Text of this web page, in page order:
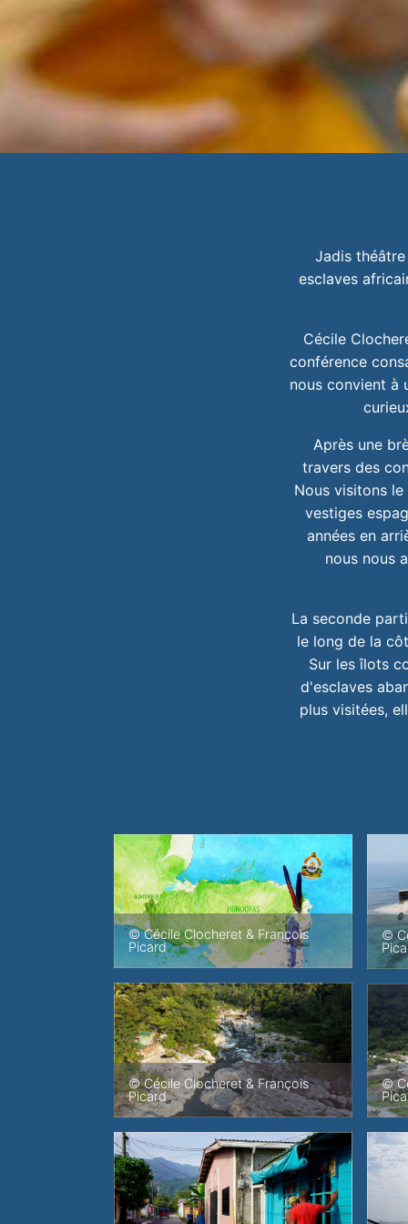
Jadis
esclaves
Cécile
conférence
nous convient à
Après une
travers des
Nous visitons
vestiges
années en
nous nous
La seconde
le long de la
Sur les îlots
d'esclaves
plus visitées,
© Cécile Clocheret & François
Picard
©
© Cécile Clocheret & François
Picard
©